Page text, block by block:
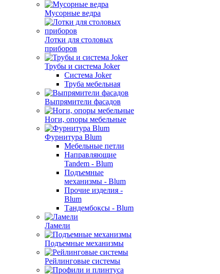
Мусорные ведра
Лотки для столовых
приборов
Трубы и система Joker
Система Joker
Труба мебельная
Выпрямители фасадов
Ноги, опоры мебельные
Фурнитура Blum
Мебельные петли
Направляющие
Tandem - Blum
Подъемные
механизмы - Blum
Прочие изделия -
Blum
Тандембоксы - Blum
Ламели
Подъемные механизмы
Рейлинговые системы